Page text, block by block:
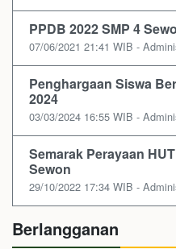
PPDB 2022 SMP 4
07/06/2021 21:41 WIB -
Penghargaan Siswa
2024
03/03/2024 16:55 WIB -
Semarak Perayaan
Sewon
29/10/2022 17:34 WIB -
Berlangganan